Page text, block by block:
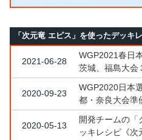
「次元竜 エピス」を使ったデッキ
2021-06-28
WGP2021春日
茨城、福島大会
2020-09-23
WGP2020日本
都・奈良大会準
2020-05-13
開発チームの「
ッキレシピ《次